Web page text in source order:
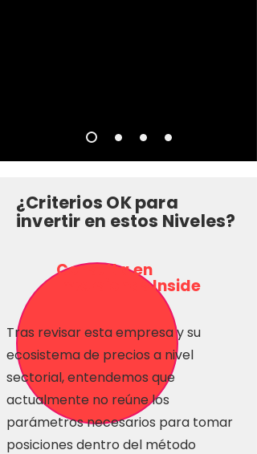
¿Criterios OK para
invertir en estos Niveles?
Consulta en
Inversionas Inside
Tras revisar esta empresa y su
ecosistema de precios a nivel
sectorial, entendemos que
actualmente no reúne los
parámetros necesarios para tomar
posiciones dentro del método